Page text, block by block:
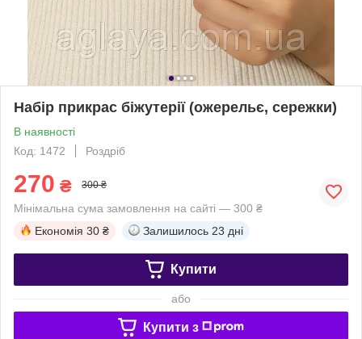
Набір прикрас біжутерії (ожерельє, сережки)
В наявності
Код: 1472
Роздріб
270 ₴ 300 ₴
Мінімальна сума замовлення на сайті — 300 ₴
Економія 30 ₴ Залишилось 23 дні
Купити
або
Купити з